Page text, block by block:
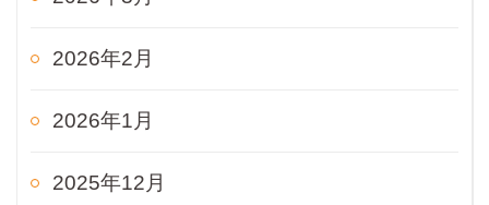
2026年2月
2026年1月
2025年12月